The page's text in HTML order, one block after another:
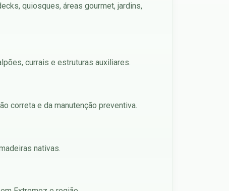
quiosques, áreas gourmet, jardins,
currais e estruturas auxiliares.
correta e da manutenção preventiva.
nativas.